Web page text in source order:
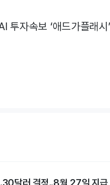
투자속보 ‘애드가플래